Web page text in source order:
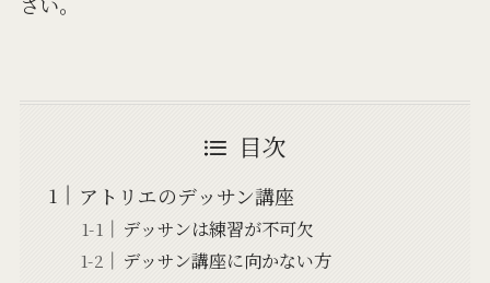
目次
アトリエのデッサン講座
デッサンは練習が不可欠
デッサン講座に向かない方